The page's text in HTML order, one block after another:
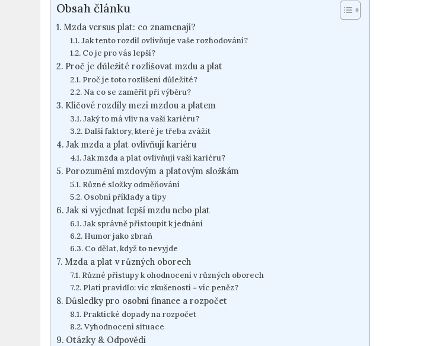
Obsah článku
Mzda versus plat: co znamenají?
Jak tento rozdíl ovlivňuje vaše rozhodování?
Co je pro vás lepší?
Proč je důležité rozlišovat mzdu a plat
Proč je toto rozlišení důležité?
Na co se zaměřit při výběru?
Klíčové rozdíly mezi mzdou a platem
Jaký to má vliv na vaši kariéru?
Další faktory, které je třeba zvážit
Jak mzda a plat ovlivňují kariéru
Jak mzda a plat ovlivňují vaši kariéru?
Porozumění mzdovým a platovým složkám
Různé složky odměňování
Osobní příklady a tipy
Jak si vyjednat lepší mzdu nebo plat
Jak správně přistoupit k jednání
Humor jako zbraň
Co dělat, když to nevyjde
Mzda a plat v různých oborech
Různé přístupy k ohodnocení v různých oborech
Platí pravidlo: víc zkušeností = víc peněz?
Důsledky pro osobní finance a rozpočet
Praktické dopady na rozpočet
Vyhodnocení situace
Otázky & Odpovědi